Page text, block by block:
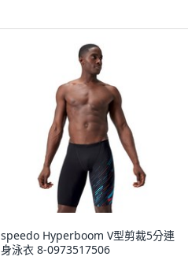
speedo Hyperboom V型剪裁5分連
身泳衣 8-0973517506